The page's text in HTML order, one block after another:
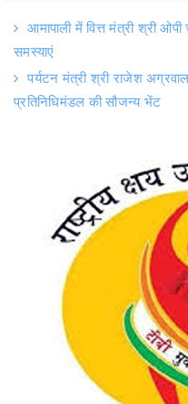
आमापाली में वित्त मंत्री श्री
समस्याएं
पर्यटन मंत्री श्री राजेश
प्रतिनिधिमंडल की सौजन्य भेंट